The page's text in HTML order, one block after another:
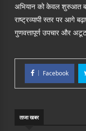
अभियान को केवल शुरुआत
राष्ट्रव्यापी स्तर पर आगे
गुणवत्तापूर्ण उपचार और
Facebook
ताजा खबर